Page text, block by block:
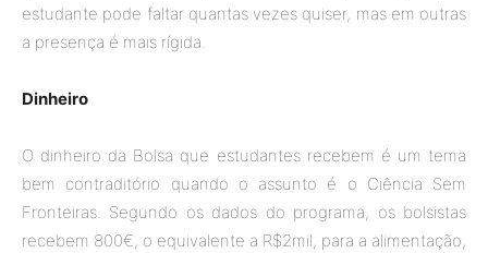
estudante pode faltar quantas vezes quiser, mas em outras
a presença é mais rígida.
Dinheiro
O dinheiro da Bolsa que estudantes recebem é um tema
bem contraditório quando o assunto é o Ciência Sem
Fronteiras. Segundo os dados do programa, os bolsistas
recebem 800€, o equivalente a R$2mil, para a alimentação,